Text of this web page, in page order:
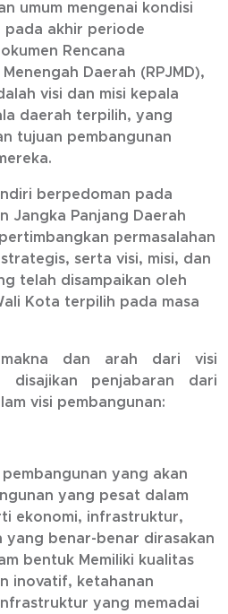
umum mengenai kondisi
pada akhir periode
Rencana
Daerah (RPJMD),
visi dan misi kepala
daerah terpilih, yang
tujuan pembangunan
berpedoman pada
Jangka Panjang Daerah
permasalahan
serta visi, misi, dan
telah disampaikan oleh
Kota terpilih pada masa
makna dan arah dari visi
penjabaran dari
visi pembangunan:
pembangunan yang akan
yang pesat dalam
ekonomi, infrastruktur,
yang benar-benar dirasakan
bentuk Memiliki kualitas
inovatif, ketahanan
yang memadai